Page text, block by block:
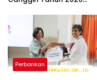
Terjangkau
Perbankan